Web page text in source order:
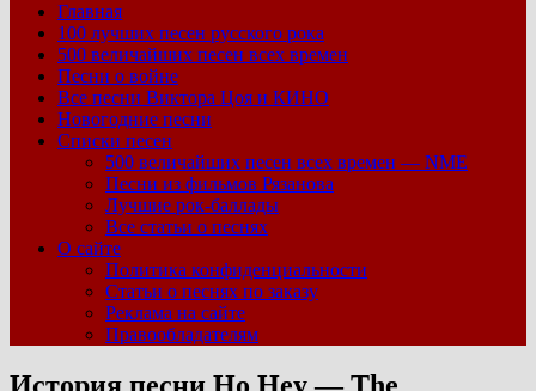
Главная
100 лучших песен русского рока
500 величайших песен всех времен
Песни о войне
Все песни Виктора Цоя и КИНО
Новогодние песни
Списки песен
500 величайших песен всех времен — NME
Песни из фильмов Рязанова
Лучшие рок-баллады
Все статьи о песнях
О сайте
Политика конфиденциальности
Статьи о песнях по заказу
Реклама на сайте
Правообладателям